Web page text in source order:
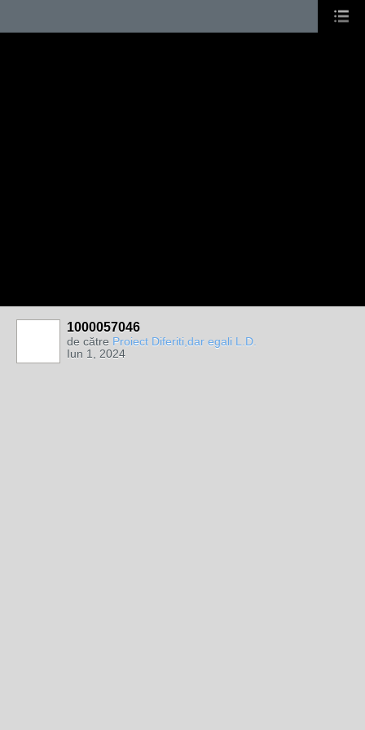
1000057046
de către Proiect Diferiti,dar egali L.D.
Iun 1, 2024